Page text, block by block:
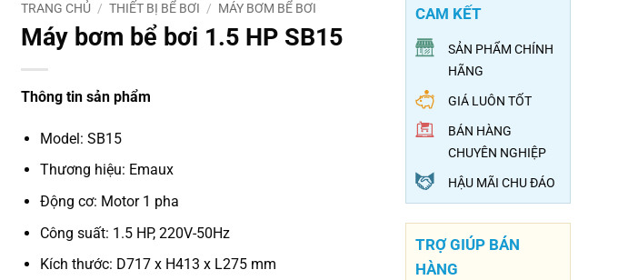
TRANG CHỦ / THIẾT BỊ BỂ BƠI / MÁY BƠM BỂ BƠI
Máy bơm bể bơi 1.5 HP SB15
Thông tin sản phẩm
Model: SB15
Thương hiệu: Emaux
Động cơ: Motor 1 pha
Công suất: 1.5 HP, 220V-50Hz
Kích thước: D717 x H413 x L275 mm
CAM KẾT
SẢN PHẨM CHÍNH
HÃNG
GIÁ LUÔN TỐT
BÁN HÀNG
CHUYÊN NGHIỆP
HẬU MÃI CHU ĐÁO
TRỢ GIÚP BÁN
HÀNG